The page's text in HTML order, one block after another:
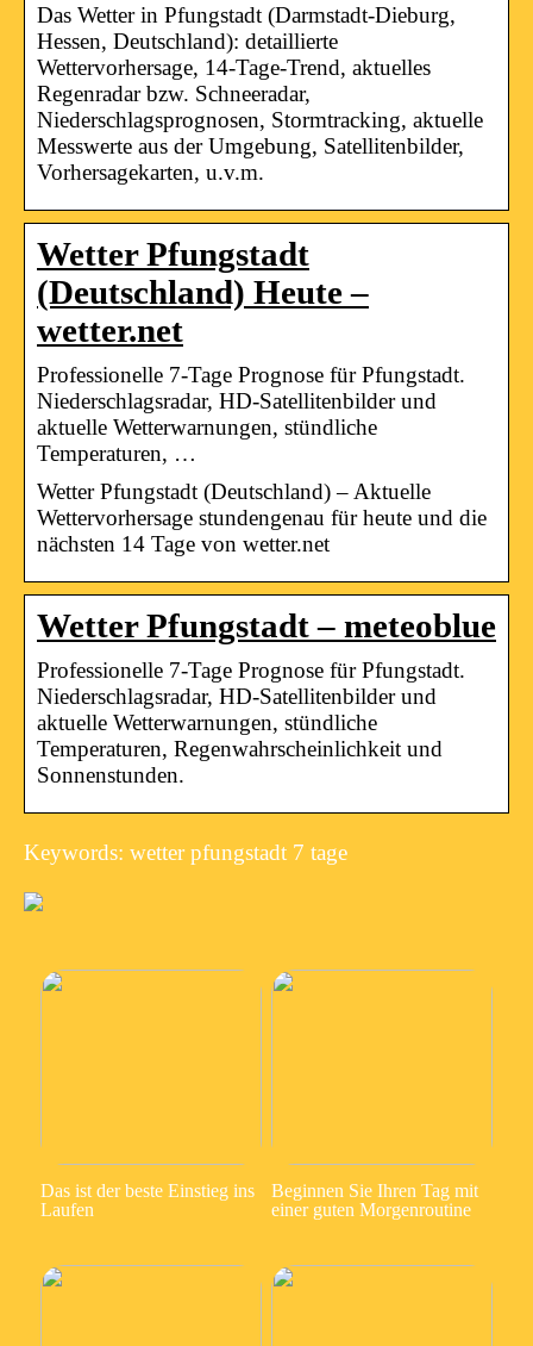
Das Wetter in Pfungstadt (Darmstadt-Dieburg,
Hessen, Deutschland): detaillierte
Wettervorhersage, 14-Tage-Trend, aktuelles
Regenradar bzw. Schneeradar,
Niederschlagsprognosen, Stormtracking, aktuelle
Messwerte aus der Umgebung, Satellitenbilder,
Vorhersagekarten, u.v.m.
Wetter Pfungstadt
(Deutschland) Heute –
wetter.net
Professionelle 7-Tage Prognose für Pfungstadt.
Niederschlagsradar, HD-Satellitenbilder und
aktuelle Wetterwarnungen, stündliche
Temperaturen, …
Wetter Pfungstadt (Deutschland) – Aktuelle
Wettervorhersage stundengenau für heute und die
nächsten 14 Tage von wetter.net
Wetter Pfungstadt – meteoblue
Professionelle 7-Tage Prognose für Pfungstadt.
Niederschlagsradar, HD-Satellitenbilder und
aktuelle Wetterwarnungen, stündliche
Temperaturen, Regenwahrscheinlichkeit und
Sonnenstunden.
Keywords: wetter pfungstadt 7 tage
Das ist der beste Einstieg ins
Laufen
Beginnen Sie Ihren Tag mit
einer guten Morgenroutine